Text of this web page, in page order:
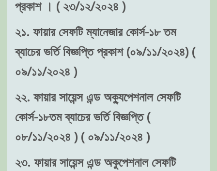
প্রকাশ । ( ২৩/১২/২০২৪ )
২১. ফায়ার সেফটি ম্যানেজার কোর্স-১৮ তম
ব্যাচের ভর্তি বিজ্ঞপ্তি প্রকাশ (০৯/১১/২০২৪) (
০৯/১১/২০২৪ )
২২. ফায়ার সায়েন্স এন্ড অক্যুপেশনাল সেফটি
কোর্স-১৮তম ব্যাচের ভর্তি বিজ্ঞপ্তি (
০৮/১১/২০২৪ ) ( ০৯/১১/২০২৪ )
২৩. ফায়ার সায়েন্স এন্ড অকুপেশনাল সেফটি